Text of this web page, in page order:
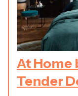
At Home
Tender